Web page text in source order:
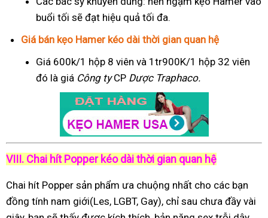
buổi tối sẽ đạt hiệu quả tối đa.
Giá bán kẹo Hamer kéo dài thời gian quan hệ
Giá 600k/1 hộp 8 viên và 1tr900K/1 hộp 32 viên
đó là giá Công tyCP Dược Traphaco.
VIII. Chai hít Popper kéo dài thời gian quan hệ
Chai hít Popper sản phẩm ưa chuộng nhất cho các bạn
đồng tính nam giới(Les, LGBT, Gay), chỉ sau chưa đầy vài